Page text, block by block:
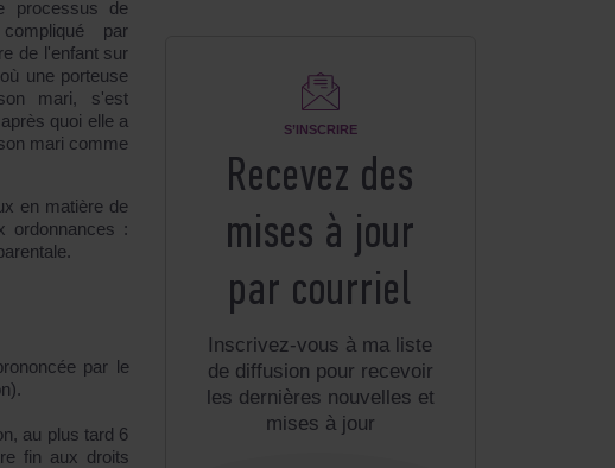
processus de
par
de l'enfant sur
une porteuse
mari, s'est
quoi elle a
mari comme
en matière de
ordonnances :
par le
au plus tard 6
fin aux droits
S’INSCRIRE
Recevez des
mises à jour
par courriel
Inscrivez-vous à ma liste
de diffusion pour recevoir
les dernières nouvelles et
mises à jour